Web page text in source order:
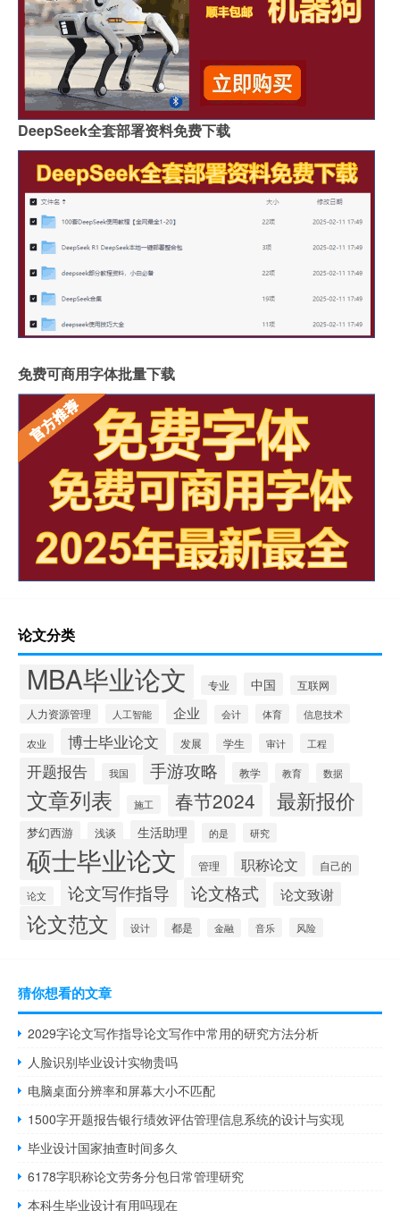
DeepSeek全套部署资料免费下载
免费可商用字体批量下载
论文分类
MBA毕业论文 专业 中国
互联网
人力资源管理
人工智能 企业 会计 体育 信息技术
农业 博士毕业论文 发展 学生 审计 工程
开题报告 我国 手游攻略 教学 教育 数据
文章列表 施工 春节2024 最新报价
梦幻西游 浅谈 生活助理 的是 研究
硕士毕业论文 管理 职称论文 自己的
论文 论文写作指导 论文格式 论文致谢
论文范文 设计 都是 金融 音乐 风险
猜你想看的文章
2029字论文写作指导论文写作中常用的研究方法分析
人脸识别毕业设计实物贵吗
电脑桌面分辨率和屏幕大小不匹配
1500字开题报告银行绩效评估管理信息系统的设计与实现
毕业设计国家抽查时间多久
6178字职称论文劳务分包日常管理研究
本科生毕业设计有用吗现在